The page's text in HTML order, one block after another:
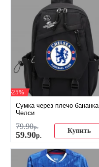
-25%
Сумка через плечо бананка
Челси
79.90р.
59.90р.
Купить